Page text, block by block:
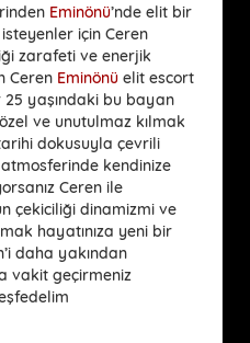
Eminönü’nde elit bir
için Ceren
zarafeti ve enerjik
Ceren Eminönü elit escort
yaşındaki bu bayan
ve unutulmaz kılmak
dokusuyla çevrili
kendinize
Ceren ile
çekiciliği dinamizmi ve
hayatınıza yeni bir
daha yakından
vakit geçirmeniz